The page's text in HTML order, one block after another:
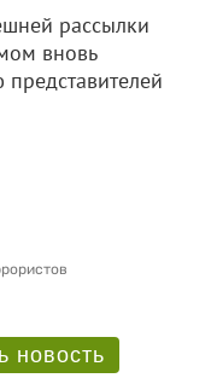
рассылки
вновь
представителей
новость